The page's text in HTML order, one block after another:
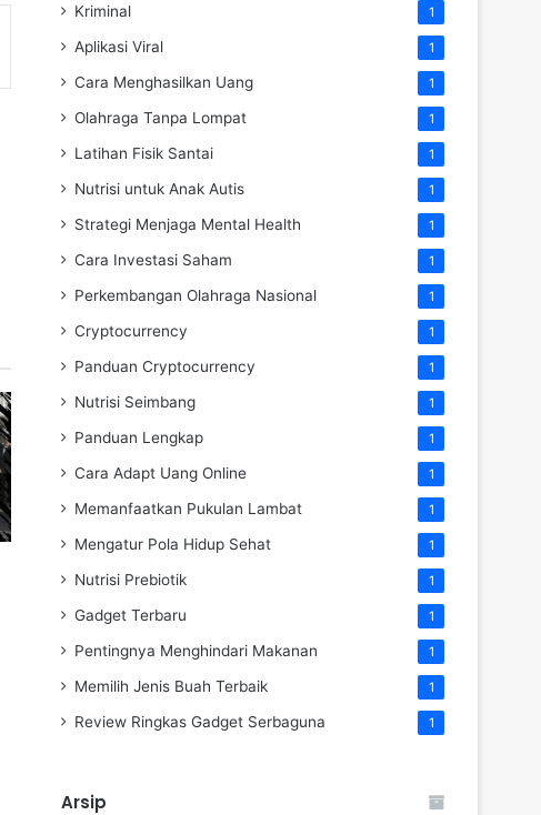
Kriminal 1
Aplikasi Viral 1
Cara Menghasilkan Uang 1
Olahraga Tanpa Lompat 1
Latihan Fisik Santai 1
Nutrisi untuk Anak Autis 1
Strategi Menjaga Mental Health 1
Cara Investasi Saham 1
Perkembangan Olahraga Nasional 1
Cryptocurrency 1
Panduan Cryptocurrency 1
Nutrisi Seimbang 1
Panduan Lengkap 1
Cara Adapt Uang Online 1
Memanfaatkan Pukulan Lambat 1
Mengatur Pola Hidup Sehat 1
Nutrisi Prebiotik 1
Gadget Terbaru 1
Pentingnya Menghindari Makanan 1
Memilih Jenis Buah Terbaik 1
Review Ringkas Gadget Serbaguna 1
Arsip